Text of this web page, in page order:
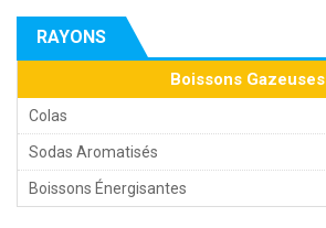
RAYONS
Boissons Gazeuses
Colas
Sodas Aromatisés
Boissons Énergisantes